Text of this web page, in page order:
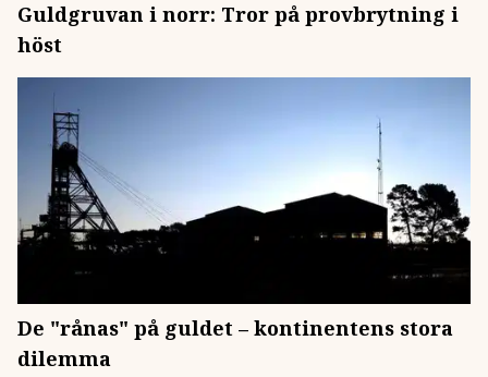
Guldgruvan i norr: Tror på provbrytning i
höst
De "rånas" på guldet – kontinentens stora
dilemma